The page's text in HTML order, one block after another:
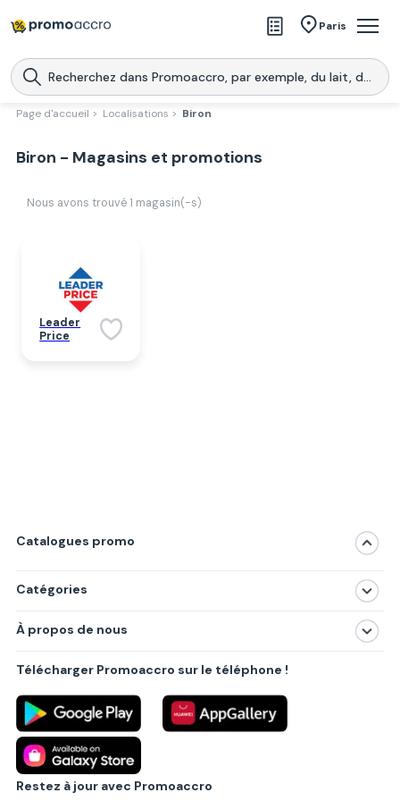
Paris
Magasins
Produits
Promoaccro
Page d'accueil > Localisations > Biron
Biron - Magasins et promotions
Nous avons trouvé 1 magasin(-s)
Leader
Price
Catalogues promo
Catégories
Produits
Villes principales
À propos de nous
Politique de confidentialité
Règlements
Partenariat B2B
Blog
Contact
Télécharger Promoaccro sur le téléphone !
Restez à jour avec Promoaccro